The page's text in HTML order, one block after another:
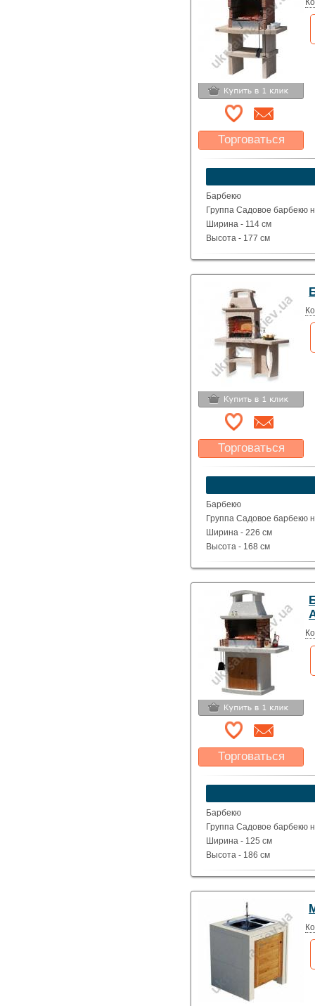
Торговаться
Какая цена Вас
устроит?
Указать цену
Барбекю
Группа Садовое барбекю
Ширина - 114 см
Высота - 177 см
Глубина - 71 см
Торговаться
Какая цена Вас
устроит?
Указать цену
Барбекю
Группа Садовое барбекю
Ширина - 226 см
Высота - 168 см
Глубина - 71 см
Торговаться
Какая цена Вас
устроит?
Указать цену
Барбекю
Группа Садовое барбекю
Ширина - 125 см
Высота - 186 см
Глубина - 65 см